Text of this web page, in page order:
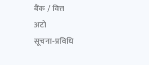
बैंक / वित्त
अटो
सूचना-प्रविधि